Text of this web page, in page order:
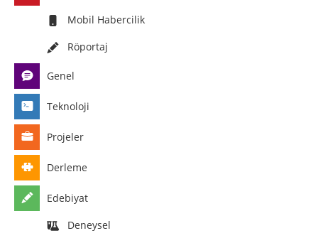
Mobil Habercilik
Röportaj
Genel
Teknoloji
Projeler
Derleme
Edebiyat
Deneysel